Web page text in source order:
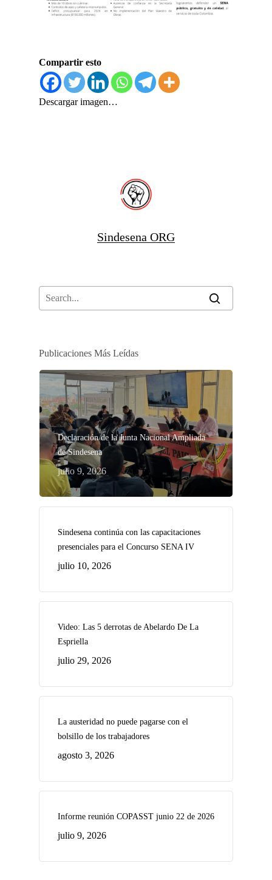
Compartir esto
Descargar imagen…
Sindesena ORG
Publicaciones Más Leídas
Declaración de la Junta Nacional Ampliada
de Sindesena
julio 9, 2026
Sindesena continúa con las capacitaciones
presenciales para el Concurso SENA IV
julio 10, 2026
Video: Las 5 derrotas de Abelardo De La
Espriella
julio 29, 2026
La austeridad no puede pagarse con el
bolsillo de los trabajadores
agosto 3, 2026
Informe reunión COPASST junio 22 de 2026
julio 9, 2026